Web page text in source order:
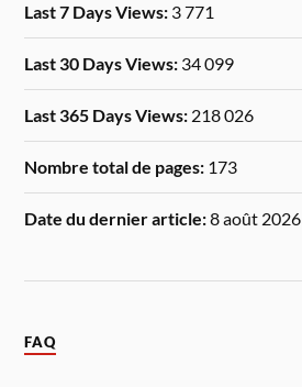
Last 7 Days Views: 3 771
Last 30 Days Views: 34 099
Last 365 Days Views: 218 026
Nombre total de pages: 173
Date du dernier article:8 août 2026
FAQ